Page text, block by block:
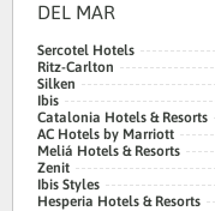
DEL MAR
Sercotel Hotels
Ritz-Carlton
Silken
Ibis
Catalonia Hotels & Resorts
AC Hotels by Marriott
Meliá Hotels & Resorts
Zenit
Ibis Styles
Hesperia Hotels & Resorts